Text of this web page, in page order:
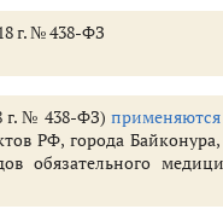
г. № 438-ФЗ
г. № 438-ФЗ) применяются
РФ, города
обязательного